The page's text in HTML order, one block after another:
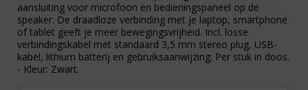
aansluiting voor microfoon en bedieningspaneel op de
speaker. De draadloze verbinding met je laptop, smartphone
of tablet geeft je meer bewegingsvrijheid. Incl. losse
verbindingskabel met standaard 3,5 mm stereo plug, USB-
kabel, lithium batterij en gebruiksaanwijzing. Per stuk in doos.
- Kleur: Zwart.